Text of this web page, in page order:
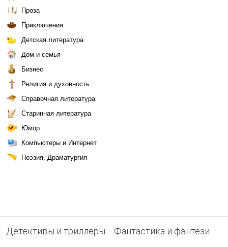
Проза
Приключения
Детская литература
Дом и семья
Бизнес
Религия и духовность
Справочная литература
Старинная литература
Юмор
Компьютеры и Интернет
Поэзия, Драматургия
Детективы и триллеры Фантастика и фэнтези